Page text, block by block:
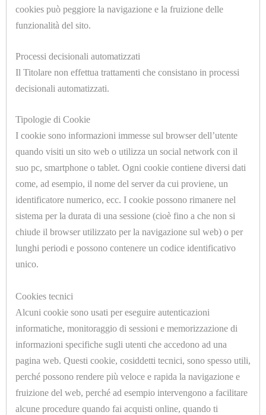
MODEL
TRATTAMENTO
ARIA
COMPONENT
PNEUMATICI
GUARNIZIONI
STIRO,
LAVASECCO
ACQUA
IMBOTTITURE
METRAGGIO
IMBOTTITURE
PRONTE
CONFEZIONATE
U7017.A
ADATTATORE CILINDRICO 1/8 Ø=5mm.
U7017.C
ADATTATORE CILINDRICO 1/8 Ø=8mm.
cookies può peggiore la navigazione e la fruizione delle
funzionalità del sito.
Processi decisionali automatizzati
Il Titolare non effettua trattamenti che consistano in processi
decisionali automatizzati.
Tipologie di Cookie
I cookie sono informazioni immesse sul browser dell’utente
quando visiti un sito web o utilizza un social network con il
suo pc, smartphone o tablet. Ogni cookie contiene diversi dati
come, ad esempio, il nome del server da cui proviene, un
identificatore numerico, ecc. I cookie possono rimanere nel
sistema per la durata di una sessione (cioè fino a che non si
chiude il browser utilizzato per la navigazione sul web) o per
lunghi periodi e possono contenere un codice identificativo
unico.
Cookies tecnici
Alcuni cookie sono usati per eseguire autenticazioni
informatiche, monitoraggio di sessioni e memorizzazione di
informazioni specifiche sugli utenti che accedono ad una
pagina web. Questi cookie, cosiddetti tecnici, sono spesso utili,
perché possono rendere più veloce e rapida la navigazione e
fruizione del web, perché ad esempio intervengono a facilitare
alcune procedure quando fai acquisti online, quando ti